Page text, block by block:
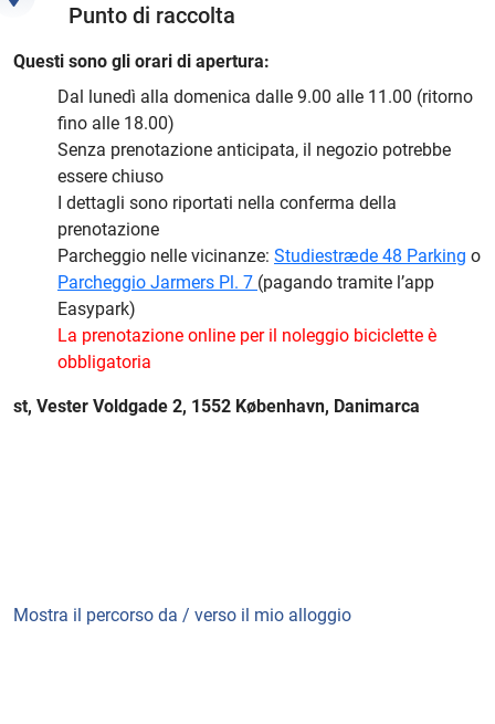
Punto di raccolta
Questi sono gli orari di apertura:
Dal lunedì alla domenica dalle 9.00 alle 11.00 (ritorno
fino alle 18.00)
Senza prenotazione anticipata, il negozio potrebbe
essere chiuso
I dettagli sono riportati nella conferma della
prenotazione
Parcheggio nelle vicinanze: Studiestræde 48 Parking o
Parcheggio Jarmers Pl. 7 (pagando tramite l’app
Easypark)
La prenotazione online per il noleggio biciclette è
obbligatoria
st, Vester Voldgade 2, 1552 København, Danimarca
Mostra il percorso da / verso il mio alloggio